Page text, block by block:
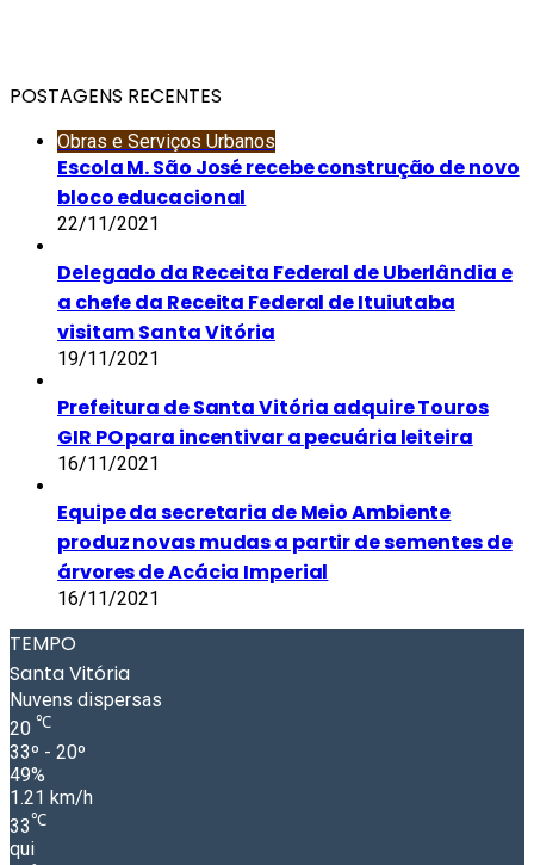
POSTAGENS RECENTES
Obras e Serviços Urbanos
Escola M. São José recebe construção de novo
bloco educacional
22/11/2021
Delegado da Receita Federal de Uberlândia e
a chefe da Receita Federal de Ituiutaba
visitam Santa Vitória
19/11/2021
Prefeitura de Santa Vitória adquire Touros
GIR PO para incentivar a pecuária leiteira
16/11/2021
Equipe da secretaria de Meio Ambiente
produz novas mudas a partir de sementes de
árvores de Acácia Imperial
16/11/2021
TEMPO
Santa Vitória
Nuvens dispersas
20 ℃
33º - 20º
49%
1.21 km/h
33℃
qui